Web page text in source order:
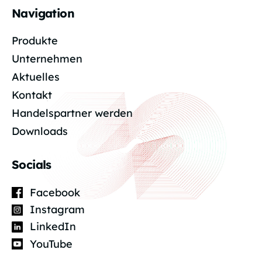
Navigation
Produkte
Unternehmen
Aktuelles
Kontakt
Handelspartner werden
Downloads
Socials
Facebook
Instagram
LinkedIn
YouTube